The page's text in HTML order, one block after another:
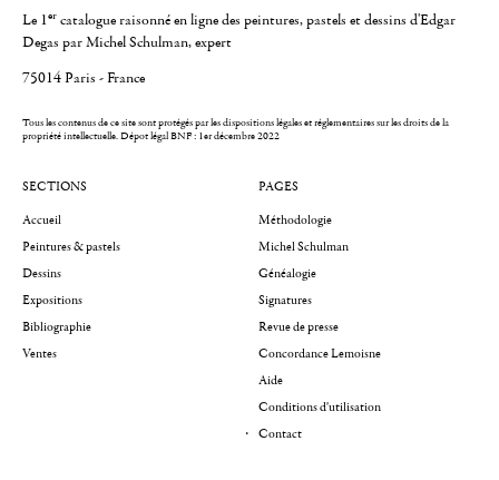
Le 1er catalogue raisonné en ligne des peintures, pastels et dessins d'Edgar
Degas par Michel Schulman, expert
75014 Paris - France
Tous les contenus de ce site sont protégés par les dispositions légales et réglementaires sur les droits de la
propriété intellectuelle.Dépot légal BNF : 1er décembre 2022
SECTIONS
Accueil
Peintures & pastels
Dessins
Expositions
Bibliographie
Ventes
PAGES
Méthodologie
Michel Schulman
Généalogie
Signatures
Revue de presse
Concordance Lemoisne
Aide
Conditions d'utilisation
Contact